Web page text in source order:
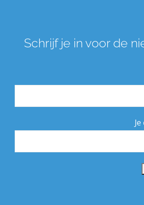
Schrijf je in voor de